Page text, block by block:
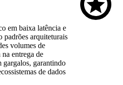
em baixa latência e
arquiteturais
volumes de
entrega de
gargalos, garantindo
de dados